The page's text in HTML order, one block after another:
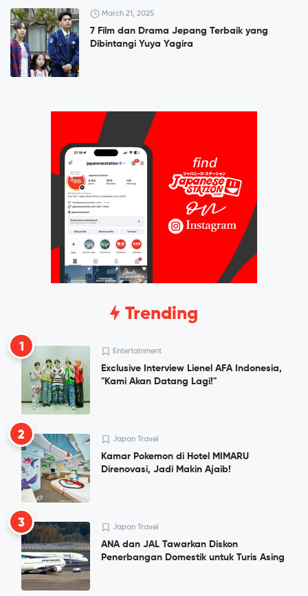
March 21, 2025
7 Film dan Drama Jepang Terbaik yang
Dibintangi Yuya Yagira
Trending
1 Entertainment
Exclusive Interview Lienel AFA Indonesia,
"Kami Akan Datang Lagi!"
2 Japan Travel
Kamar Pokemon di Hotel MIMARU
Direnovasi, Jadi Makin Ajaib!
3 Japan Travel
ANA dan JAL Tawarkan Diskon
Penerbangan Domestik untuk Turis Asing